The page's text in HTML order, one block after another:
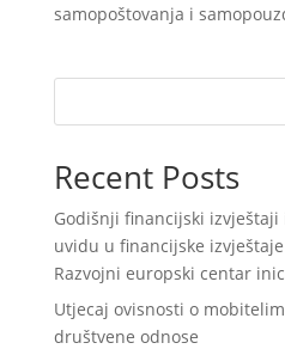
samopoštovanja i
Recent Posts
Godišnji financijski izvještaji
uvidu u financijske
Razvojni europski centar
Utjecaj ovisnosti o
društvene odnose